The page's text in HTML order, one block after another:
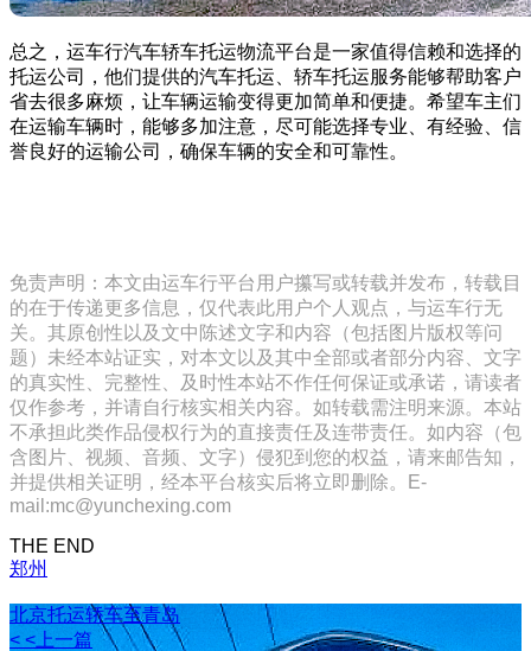
总之，运车行汽车轿车托运物流平台是一家值得信赖和选择的
托运公司，他们提供的汽车托运、轿车托运服务能够帮助客户
省去很多麻烦，让车辆运输变得更加简单和便捷。希望车主们
在运输车辆时，能够多加注意，尽可能选择专业、有经验、信
誉良好的运输公司，确保车辆的安全和可靠性。
免责声明：本文由运车行平台用户攥写或转载并发布，转载目
的在于传递更多信息，仅代表此用户个人观点，与运车行无
关。其原创性以及文中陈述文字和内容（包括图片版权等问
题）未经本站证实，对本文以及其中全部或者部分内容、文字
的真实性、完整性、及时性本站不作任何保证或承诺，请读者
仅作参考，并请自行核实相关内容。如转载需注明来源。本站
不承担此类作品侵权行为的直接责任及连带责任。如内容（包
含图片、视频、音频、文字）侵犯到您的权益，请来邮告知，
并提供相关证明，经本平台核实后将立即删除。E-
mail:mc@yunchexing.com
THE END
郑州
北京托运轿车至青岛
< <上一篇